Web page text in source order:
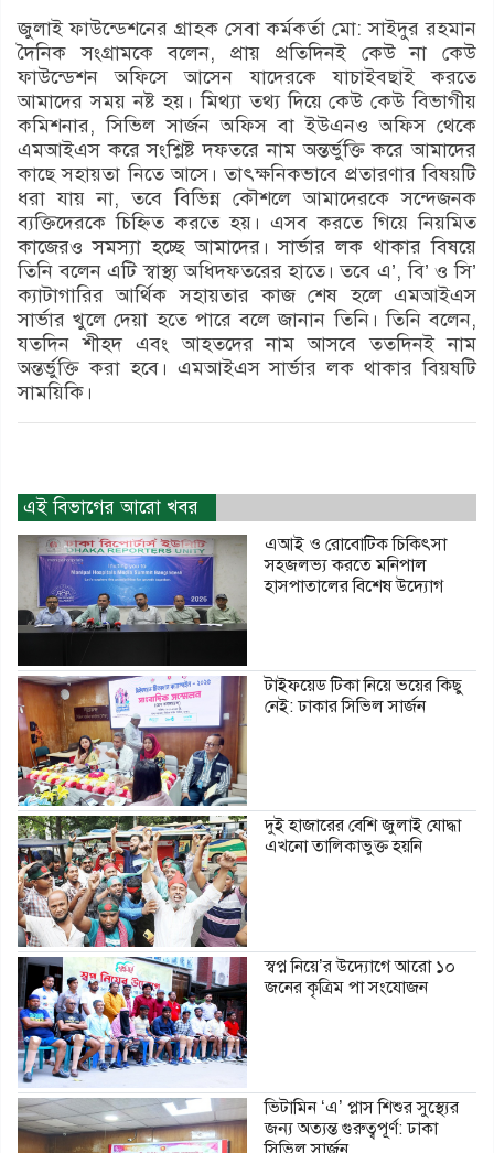
জুলাই ফাউন্ডেশনের গ্রাহক সেবা কর্মকর্তা মো: সাইদুর রহমান
দৈনিক সংগ্রামকে বলেন, প্রায় প্রতিদিনই কেউ না কেউ
ফাউন্ডেশন অফিসে আসেন যাদেরকে যাচাইবছাই করতে
আমাদের সময় নষ্ট হয়। মিথ্যা তথ্য দিয়ে কেউ কেউ বিভাগীয়
কমিশনার, সিভিল সার্জন অফিস বা ইউএনও অফিস থেকে
এমআইএস করে সংশ্লিষ্ট দফতরে নাম অন্তর্ভুক্তি করে আমাদের
কাছে সহায়তা নিতে আসে। তাৎক্ষনিকভাবে প্রতারণার বিষয়টি
ধরা যায় না, তবে বিভিন্ন কৌশলে আমাদেরকে সন্দেজনক
ব্যক্তিদেরকে চিহ্নিত করতে হয়। এসব করতে গিয়ে নিয়মিত
কাজেরও সমস্যা হচ্ছে আমাদের। সার্ভার লক থাকার বিষয়ে
তিনি বলেন এটি স্বাস্থ্য অধিদফতরের হাতে। তবে এ’, বি’ ও সি’
ক্যাটাগারির আর্থিক সহায়তার কাজ শেষ হলে এমআইএস
সার্ভার খুলে দেয়া হতে পারে বলে জানান তিনি। তিনি বলেন,
যতদিন শীহদ এবং আহতদের নাম আসবে ততদিনই নাম
অন্তর্ভুক্তি করা হবে। এমআইএস সার্ভার লক থাকার বিয়ষটি
সাময়িকি।
এই বিভাগের আরো খবর
এআই ও রোবোটিক চিকিৎসা
সহজলভ্য করতে মনিপাল
হাসপাতালের বিশেষ উদ্যোগ
টাইফয়েড টিকা নিয়ে ভয়ের কিছু
নেই: ঢাকার সিভিল সার্জন
দুই হাজারের বেশি জুলাই যোদ্ধা
এখনো তালিকাভুক্ত হয়নি
স্বপ্ন নিয়ে’র উদ্যোগে আরো ১০
জনের কৃত্রিম পা সংযোজন
ভিটামিন ‘এ’ প্লাস শিশুর সুস্থ্যের
জন্য অত্যন্ত গুরুত্বপূর্ণ: ঢাকা